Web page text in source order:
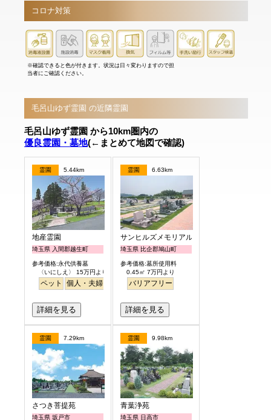
コロナ対策
※確認できると色が付きます。状況は日々変わりますので担
当者にご確認ください。
毛呂山ゆず霊園 の近隣霊園
毛呂山ゆず霊園 から10km圏内の
優良霊園・墓地(←まとめて地図で確認)
霊園 5.44km
地産霊園
埼玉県 入間郡越生町
参考価格:永代供養墓
〈いにしえ〉 15万円より
ペット 個人・夫婦 ガーデニング 公園墓地
詳細を見る
霊園 6.63km
サンヒルズメモリアルガーデン
埼玉県 比企郡鳩山町
参考価格:墓所使用料
0.45㎡ 7万円より
バリアフリー
詳細を見る
霊園 7.29km
さつき菩提苑
埼玉県 坂戸市
霊園 9.98km
青葉浄苑
埼玉県 日高市